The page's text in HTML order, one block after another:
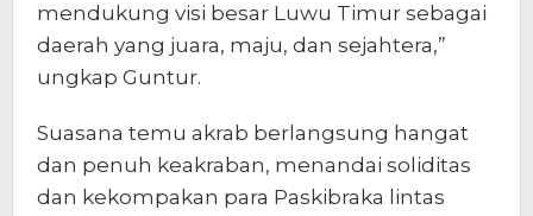
mendukung visi besar Luwu Timur sebagai
daerah yang juara, maju, dan sejahtera,”
ungkap Guntur.
Suasana temu akrab berlangsung hangat
dan penuh keakraban, menandai soliditas
dan kekompakan para Paskibraka lintas